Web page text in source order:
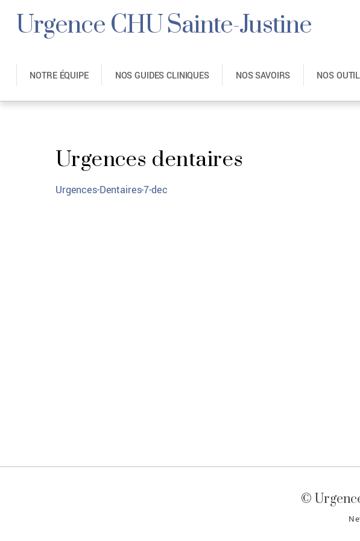
Urgence CHU Sainte-Justine
NOTRE ÉQUIPE NOS GUIDES CLINIQUES NOS SAVOIRS NOS
Urgences dentaires
Urgences-Dentaires-7-dec
©